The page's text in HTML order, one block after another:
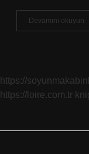
Devamını okuyun
https://
https://loire.com.tr